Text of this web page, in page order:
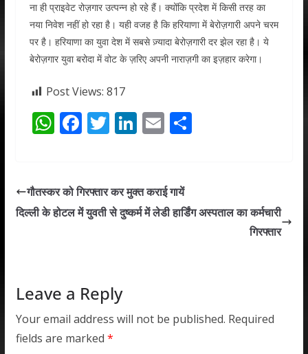
ना ही प्राइवेट रोज़गार उत्पन्न हो रहे हैं। क्योंकि प्रदेश में किसी तरह का
नया निवेश नहीं हो रहा है। यही वजह है कि हरियाणा में बेरोज़गारी अपने चरम
पर है। हरियाणा का युवा देश में सबसे ज़्यादा बेरोज़गारी दर झेल रहा है। ये
बेरोज़गार युवा बरोदा में वोट के ज़रिए अपनी नाराज़गी का इज़हार करेगा।
Post Views: 817
W
s
A
F
b
o
T
er
Li
e
dI
E
l
S
गौतस्कर को गिरफ्तार कर मुक्त कराई गायें
दिल्ली के होटल में युवती से दुष्कर्म में लेडी हार्डिंग अस्पताल का कर्मचारी
गिरफ्तार
Leave a Reply
Your email address will not be published. Required
fields are marked *